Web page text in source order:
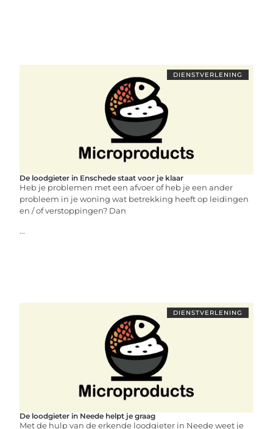
DIENSTVERLENING
De loodgieter in Enschede staat voor je klaar
Heb je problemen met een afvoer of heb je een ander
probleem in je woning wat betrekking heeft op leidingen
en / of verstoppingen? Dan
...
DIENSTVERLENING
De loodgieter in Neede helpt je graag
Met de hulp van de erkende loodgieter in Neede weet je